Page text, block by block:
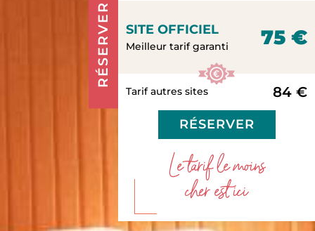
RÉSERVER SITE OFFICIEL
Meilleur tarif garanti 75 €
Tarif autres sites 84 €
RÉSERVER
Le tarif le moins
cher est ici